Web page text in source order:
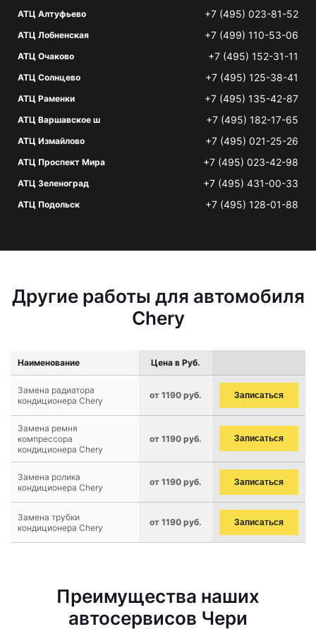
АТЦ Алтуфьево +7 (495) 023-81-52
АТЦ Лобненская +7 (499) 110-53-06
АТЦ Очаково +7 (495) 152-31-11
АТЦ Солнцево +7 (495) 125-38-41
АТЦ Раменки +7 (495) 135-42-87
АТЦ Варшавское ш +7 (495) 182-17-65
АТЦ Измайлово +7 (495) 021-25-26
АТЦ Проспект Мира +7 (495) 023-42-98
АТЦ Зеленоград +7 (495) 431-00-33
АТЦ Подольск +7 (495) 128-01-88
Другие работы для автомобиля
Chery
Наименование Цена в Руб.
Замена радиатора
кондиционера Chery
от 1190 руб. Записаться
Замена ремня
компрессора
кондиционера Chery
от 1190 руб. Записаться
Замена ролика
кондиционера Chery
от 1190 руб. Записаться
Замена трубки
кондиционера Chery
от 1190 руб. Записаться
Преимущества наших
автосервисов Чери